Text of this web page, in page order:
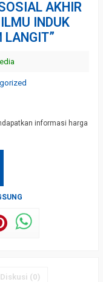
AKHIR
INDUK
LANGIT”
informasi harga
Diskusi (0)